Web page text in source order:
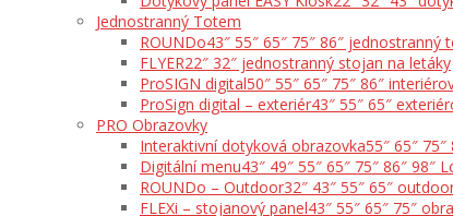
Jednostranný Totem
ROUNDo43″ 55″ 65″ 75″ 86″ jednostranný
FLYER22″ 32″ jednostranný stojan na letáky
ProSIGN digital50″ 55″ 65″ 75″ 86″
ProSign digital – exteriér43″ 55″ 65″
PRO Obrazovky
Interaktivní dotyková obrazovka55″ 65″
Digitální menu43″ 49″ 55″ 65″ 75″ 86″ 98″
ROUNDo – Outdoor32″ 43″ 55″ 65″
FLEXi – stojanový panel43″ 55″ 65″ 75″